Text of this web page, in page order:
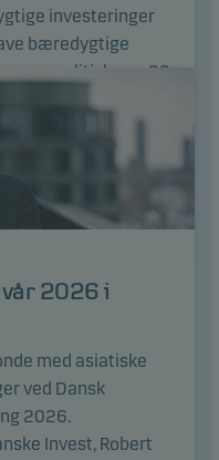
investeringer
bæredygtige
geopolitisk uro. 22
at deres
er steget
kun er faldet blandt
2026 i
med asiatiske
ved Dansk
2026.
Invest, Robert
at følge adfærden
Dette sker i
til at måle og
hjemmeside.
os at identificere dig
så vi kan levere